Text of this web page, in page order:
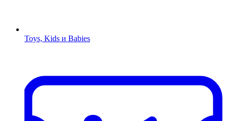
Toys, Kids и Babies